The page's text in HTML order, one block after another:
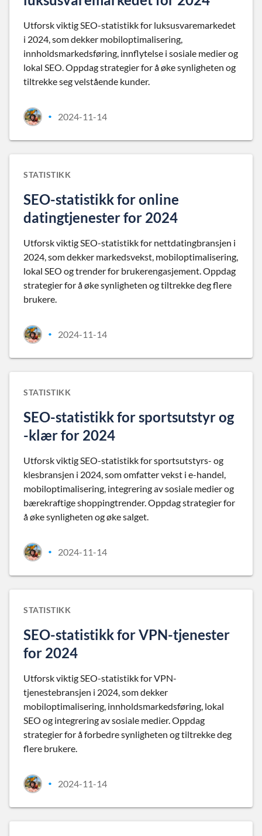
Utforsk viktig SEO-statistikk for luksusvaremarkedet
i 2024, som dekker mobiloptimalisering,
innholdsmarkedsføring, innflytelse i sosiale medier og
lokal SEO. Oppdag strategier for å øke synligheten og
tiltrekke seg velstående kunder.
• 2024-11-14
STATISTIKK
SEO-statistikk for online
datingtjenester for 2024
Utforsk viktig SEO-statistikk for nettdatingbransjen i
2024, som dekker markedsvekst, mobiloptimalisering,
lokal SEO og trender for brukerengasjement. Oppdag
strategier for å øke synligheten og tiltrekke deg flere
brukere.
• 2024-11-14
STATISTIKK
SEO-statistikk for sportsutstyr og
-klær for 2024
Utforsk viktig SEO-statistikk for sportsutstyrs- og
klesbransjen i 2024, som omfatter vekst i e-handel,
mobiloptimalisering, integrering av sosiale medier og
bærekraftige shoppingtrender. Oppdag strategier for
å øke synligheten og øke salget.
• 2024-11-14
STATISTIKK
SEO-statistikk for VPN-tjenester
for 2024
Utforsk viktig SEO-statistikk for VPN-
tjenestebransjen i 2024, som dekker
mobiloptimalisering, innholdsmarkedsføring, lokal
SEO og integrering av sosiale medier. Oppdag
strategier for å forbedre synligheten og tiltrekke deg
flere brukere.
• 2024-11-14